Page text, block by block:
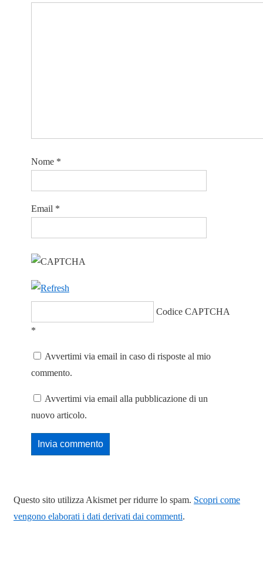
Nome *
Email *
Codice CAPTCHA
*
Avvertimi via email in caso di risposte al mio
commento.
Avvertimi via email alla pubblicazione di un
nuovo articolo.
Questo sito utilizza Akismet per ridurre lo spam. Scopri come
vengono elaborati i dati derivati dai commenti.